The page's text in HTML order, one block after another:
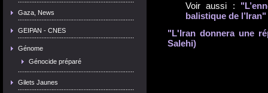
Gaza, News
GEIPAN - CNES
Génome
Génocide préparé
Gilets Jaunes
Voir aussi :
balistique de
"L'Iran donnera une
Salehi)